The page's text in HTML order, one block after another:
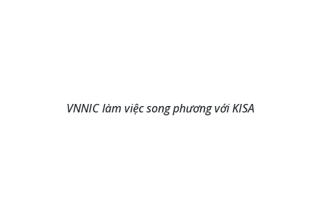
VNNIC làm việc song phương với KISA